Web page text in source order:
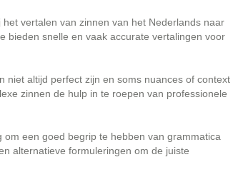
vertalen van zinnen van het Nederlands naar
bieden snelle en vaak accurate vertalingen voor
niet altijd perfect zijn en soms nuances of context
zinnen de hulp in te roepen van professionele
een goed begrip te hebben van grammatica
alternatieve formuleringen om de juiste